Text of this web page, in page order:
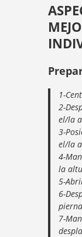
1-
2-
el/la
3-
el/la
4-
la
5-
6-
7-